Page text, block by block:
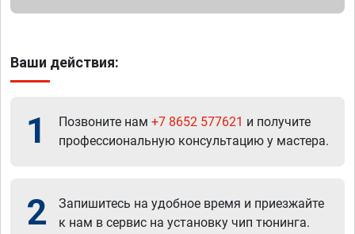
Ваши действия:
1 Позвоните нам +7 8652 577621 и получите
профессиональную консультацию у мастера.
2
Запишитесь на удобное время и приезжайте
к нам в сервис на установку чип тюнинга.